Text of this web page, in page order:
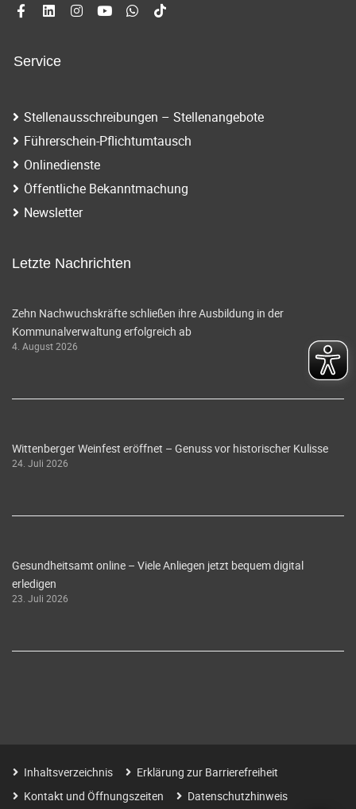
Service
Stellenausschreibungen – Stellenangebote
Führerschein-Pflichtumtausch
Onlinedienste
Öffentliche Bekanntmachung
Newsletter
Letzte Nachrichten
Zehn Nachwuchskräfte schließen ihre Ausbildung in der
Kommunalverwaltung erfolgreich ab
4. August 2026
Wittenberger Weinfest eröffnet – Genuss vor historischer Kulisse
24. Juli 2026
Gesundheitsamt online – Viele Anliegen jetzt bequem digital
erledigen
23. Juli 2026
Inhaltsverzeichnis
Erklärung zur Barrierefreiheit
Kontakt und Öffnungszeiten
Datenschutzhinweis